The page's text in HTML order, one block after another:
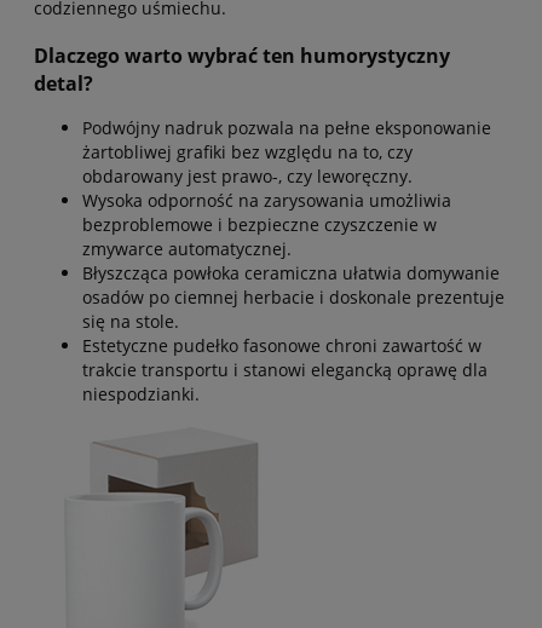
codziennego uśmiechu.
Dlaczego warto wybrać ten humorystyczny
detal?
Podwójny nadruk pozwala na pełne eksponowanie
żartobliwej grafiki bez względu na to, czy
obdarowany jest prawo-, czy leworęczny.
Wysoka odporność na zarysowania umożliwia
bezproblemowe i bezpieczne czyszczenie w
zmywarce automatycznej.
Błyszcząca powłoka ceramiczna ułatwia domywanie
osadów po ciemnej herbacie i doskonale prezentuje
się na stole.
Estetyczne pudełko fasonowe chroni zawartość w
trakcie transportu i stanowi elegancką oprawę dla
niespodzianki.